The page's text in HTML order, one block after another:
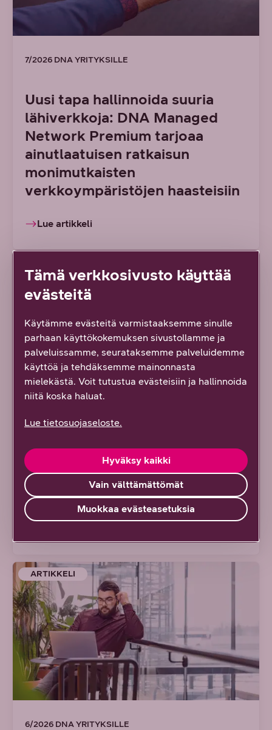
7/2026 DNA YRITYKSILLE
Uusi tapa hallinnoida suuria
lähiverkkoja: DNA Managed
Network Premium tarjoaa
ainutlaatuisen ratkaisun
monimutkaisten
verkkoympäristöjen haasteisiin
Lue artikkeli
ARTIKKELI
7/2026 DNA YRITYKSILLE
Kasvun tekijät: Argimarket
ottaa rohkean askeleen kohti
maanlaajuisia markkinoita
ARTIKKELI
6/2026 DNA YRITYKSILLE
Tämä verkkosivusto käyttää
evästeitä
Käytämme evästeitä varmistaaksemme sinulle
parhaan käyttökokemuksen sivustollamme ja
palveluissamme, seurataksemme palveluidemme
käyttöä ja tehdäksemme mainonnasta
mielekästä. Voit tutustua evästeisiin ja hallinnoida
niitä koska haluat.
Lue tietosuojaseloste.
Vain välttämättömät
Hyväksy kaikki
Muokkaa evästeasetuksia